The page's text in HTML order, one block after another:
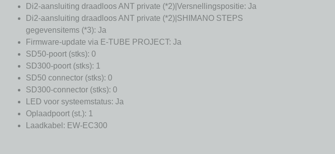
Di2-aansluiting draadloos ANT private (*2)|Versnellingspositie: Ja
Di2-aansluiting draadloos ANT private (*2)|SHIMANO STEPS
gegevensitems (*3): Ja
Firmware-update via E-TUBE PROJECT: Ja
SD50-poort (stks): 0
SD300-poort (stks): 1
SD50 connector (stks): 0
SD300-connector (stks): 0
LED voor systeemstatus: Ja
Oplaadpoort (st.): 1
Laadkabel: EW-EC300